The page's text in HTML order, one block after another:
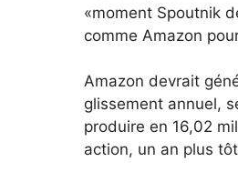
«moment Spoutnik
comme Amazon
Amazon devrait
glissement annuel,
produire en 16,02
action, un an plus